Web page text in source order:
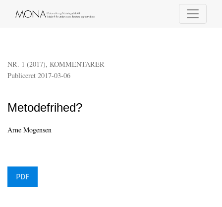
NR. 1 (2017), KOMMENTARER
Metodefrihed?
Publiceret 2017-03-06
Arne Mogensen
PDF